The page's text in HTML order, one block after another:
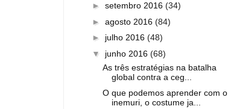
► setembro 2016 (34)
► agosto 2016 (84)
► julho 2016 (48)
▼ junho 2016 (68)
As três estratégias na batalha
global contra a ceg...
O que podemos aprender com o
inemuri, o costume ja...